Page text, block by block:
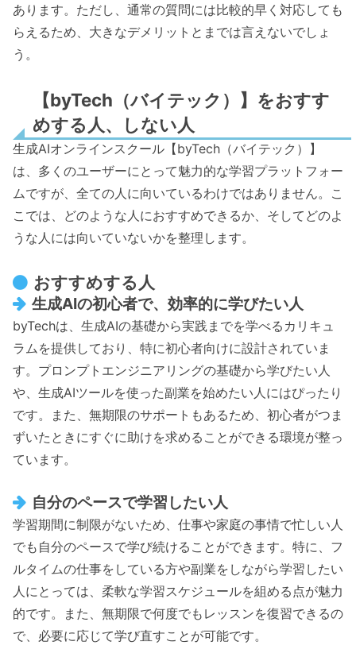
あります。ただし、通常の質問には比較的早く対応しても
らえるため、大きなデメリットとまでは言えないでしょ
う。
【byTech（バイテック）】をおすす
めする人、しない人
生成AIオンラインスクール【byTech（バイテック）】
は、多くのユーザーにとって魅力的な学習プラットフォー
ムですが、全ての人に向いているわけではありません。こ
こでは、どのような人におすすめできるか、そしてどのよ
うな人には向いていないかを整理します。
おすすめする人
生成AIの初心者で、効率的に学びたい人
byTechは、生成AIの基礎から実践までを学べるカリキュ
ラムを提供しており、特に初心者向けに設計されていま
す。プロンプトエンジニアリングの基礎から学びたい人
や、生成AIツールを使った副業を始めたい人にはぴったり
です。また、無期限のサポートもあるため、初心者がつま
ずいたときにすぐに助けを求めることができる環境が整っ
ています。
自分のペースで学習したい人
学習期間に制限がないため、仕事や家庭の事情で忙しい人
でも自分のペースで学び続けることができます。特に、フ
ルタイムの仕事をしている方や副業をしながら学習したい
人にとっては、柔軟な学習スケジュールを組める点が魅力
的です。また、無期限で何度でもレッスンを復習できるの
で、必要に応じて学び直すことが可能です。